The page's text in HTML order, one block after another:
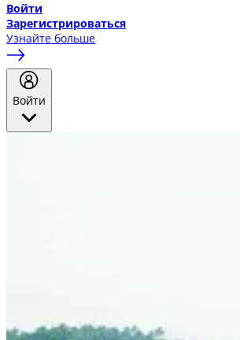
Войти
Зарегистрироваться
Узнайте больше
Войти